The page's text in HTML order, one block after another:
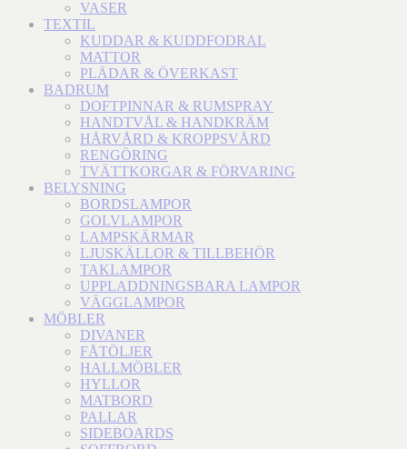
VASER
TEXTIL
KUDDAR & KUDDFODRAL
MATTOR
PLÄDAR & ÖVERKAST
BADRUM
DOFTPINNAR & RUMSPRAY
HANDTVÅL & HANDKRÄM
HÅRVÅRD & KROPPSVÅRD
RENGÖRING
TVÄTTKORGAR & FÖRVARING
BELYSNING
BORDSLAMPOR
GOLVLAMPOR
LAMPSKÄRMAR
LJUSKÄLLOR & TILLBEHÖR
TAKLAMPOR
UPPLADDNINGSBARA LAMPOR
VÄGGLAMPOR
MÖBLER
DIVANER
FÅTÖLJER
HALLMÖBLER
HYLLOR
MATBORD
PALLAR
SIDEBOARDS